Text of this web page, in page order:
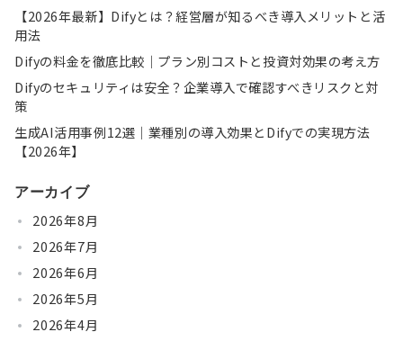
【2026年最新】Difyとは？経営層が知るべき導入メリットと活
用法
Difyの料金を徹底比較｜プラン別コストと投資対効果の考え方
Difyのセキュリティは安全？企業導入で確認すべきリスクと対
策
生成AI活用事例12選｜業種別の導入効果とDifyでの実現方法
【2026年】
アーカイブ
2026年8月
2026年7月
2026年6月
2026年5月
2026年4月